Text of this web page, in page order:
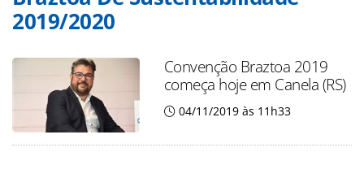
2019/2020
Convenção Braztoa 2019
começa hoje em Canela (RS)
04/11/2019 às 11h33